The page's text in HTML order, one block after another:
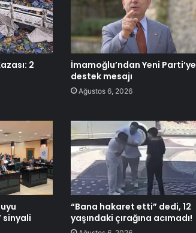
2
İmamoğlu’ndan Yeni Parti’ye
destek mesajı
Ağustos 6, 2026
sinyali
“Bana hakaret etti” dedi, 12
yaşındaki çırağına acımadı!